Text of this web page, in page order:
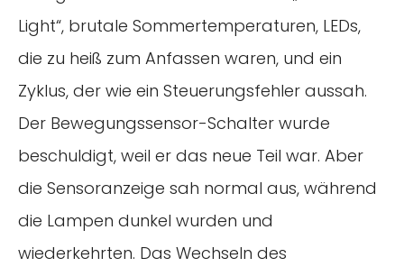
Light“, brutale Sommertemperaturen, LEDs,
die zu heiß zum Anfassen waren, und ein
Zyklus, der wie ein Steuerungsfehler aussah.
Der Bewegungssensor-Schalter wurde
beschuldigt, weil er das neue Teil war. Aber
die Sensoranzeige sah normal aus, während
die Lampen dunkel wurden und
wiederkehrten. Das Wechseln des